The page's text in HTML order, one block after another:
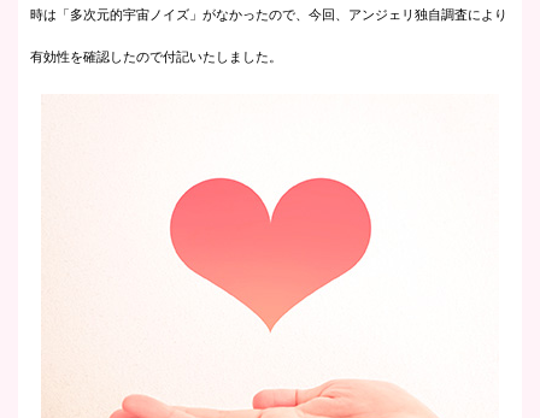
時は「多次元的宇宙ノイズ」がなかったので、今回、アンジェリ独自調査により
有効性を確認したので付記いたしました。